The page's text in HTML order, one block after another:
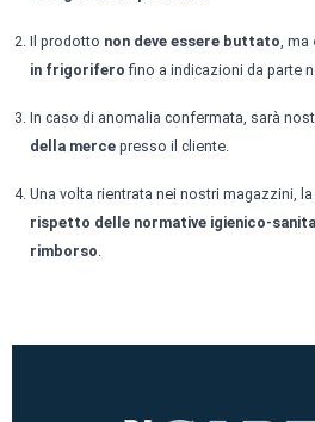
Il prodotto non deve essere buttato, ma
in frigorifero fino a indicazioni da parte
In caso di anomalia confermata, sarà
della merce presso il cliente.
Una volta rientrata nei nostri magazzini, la
rispetto delle normative igienico-
rimborso.